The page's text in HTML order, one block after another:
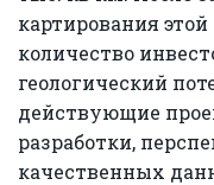
картирования
количество
геологический
действующие
разработки,
качественных